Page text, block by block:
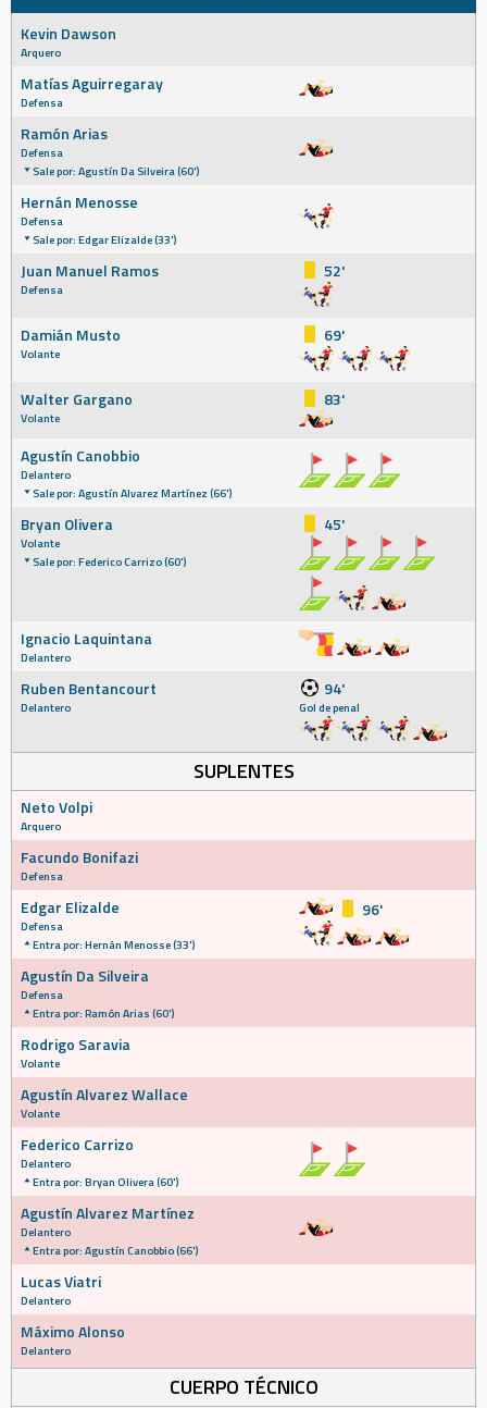
Kevin Dawson
Arquero
Matías Aguirregaray
Defensa
Ramón Arias
Defensa
Sale por: Agustín Da Silveira (60')
Hernán Menosse
Defensa
Sale por: Edgar Elizalde (33')
Juan Manuel Ramos
Defensa
52'
Damián Musto
Volante
69'
Walter Gargano
Volante
83'
Agustín Canobbio
Delantero
Sale por: Agustín Alvarez Martínez (66')
Bryan Olivera
Volante
Sale por: Federico Carrizo (60')
45'
Ignacio Laquintana
Delantero
Ruben Bentancourt
Delantero
94'
Gol de penal
SUPLENTES
Neto Volpi
Arquero
Facundo Bonifazi
Defensa
Edgar Elizalde
Defensa
Entra por: Hernán Menosse (33')
96'
Agustín Da Silveira
Defensa
Entra por: Ramón Arias (60')
Rodrigo Saravia
Volante
Agustín Alvarez Wallace
Volante
Federico Carrizo
Delantero
Entra por: Bryan Olivera (60')
Agustín Alvarez Martínez
Delantero
Entra por: Agustín Canobbio (66')
Lucas Viatri
Delantero
Máximo Alonso
Delantero
CUERPO TÉCNICO